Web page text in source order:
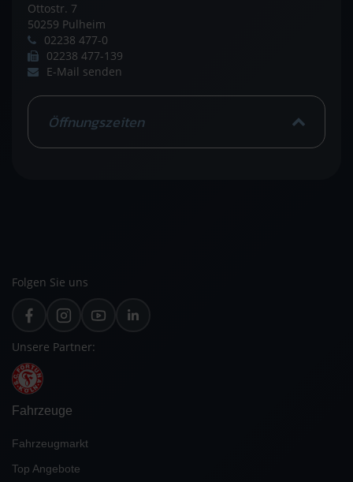
Ottostr. 7
50259 Pulheim
02238 477-0
02238 477-139
E-Mail senden
Öffnungszeiten
Folgen Sie uns
Unsere Partner:
Fahrzeuge
Fahrzeugmarkt
Top Angebote